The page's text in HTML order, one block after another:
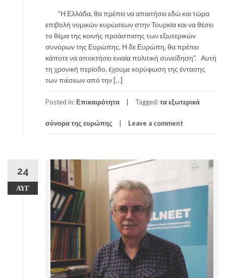
“Η Ελλάδα, θα πρέπει να απαιτήσει εδώ και τώρα
επιβολή νομικών κυρώσεων στην Τουρκία και να θέσει
το θέμα της κοινής προάσπισης των εξωτερικών
συνόρων της Ευρώπης. Η δε Ευρώπη, θα πρέπει
κάποτε να αποκτήσει ενιαία πολιτική συνείδηση”. Αυτή
τη χρονική περίοδο, έχουμε κορύφωση της έντασης
των πιέσεων από την […]
Posted in: Επικαιρότητα Tagged:τα εξωτερικά
σύνορα της ευρώπης Leave a comment
24
ΑΥΓ